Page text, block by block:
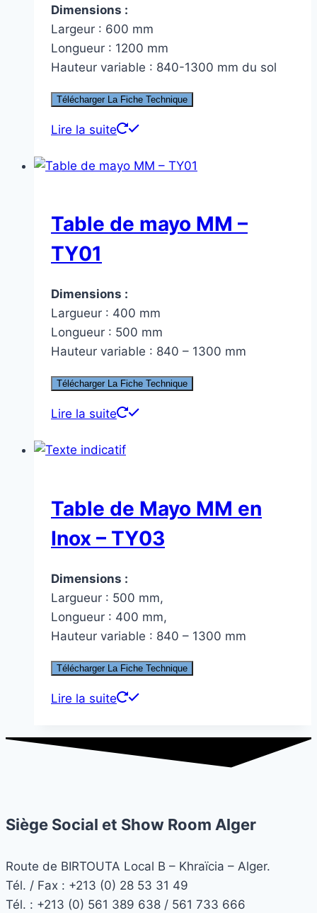
Dimensions :
Largeur : 600 mm
Longueur : 1200 mm
Hauteur variable : 840-1300 mm du sol
Télécharger La Fiche Technique
Lire la suite
Table de mayo MM –
TY01
Dimensions :
Largueur : 400 mm
Longueur : 500 mm
Hauteur variable : 840 – 1300 mm
Télécharger La Fiche Technique
Lire la suite
Table de Mayo MM en
Inox – TY03
Dimensions :
Largueur : 500 mm,
Longueur : 400 mm,
Hauteur variable : 840 – 1300 mm
Télécharger La Fiche Technique
Lire la suite
Siège Social et Show Room Alger
Route de BIRTOUTA Local B – Khraïcia – Alger.
Tél. / Fax : +213 (0) 28 53 31 49
Tél. : +213 (0) 561 389 638 / 561 733 666